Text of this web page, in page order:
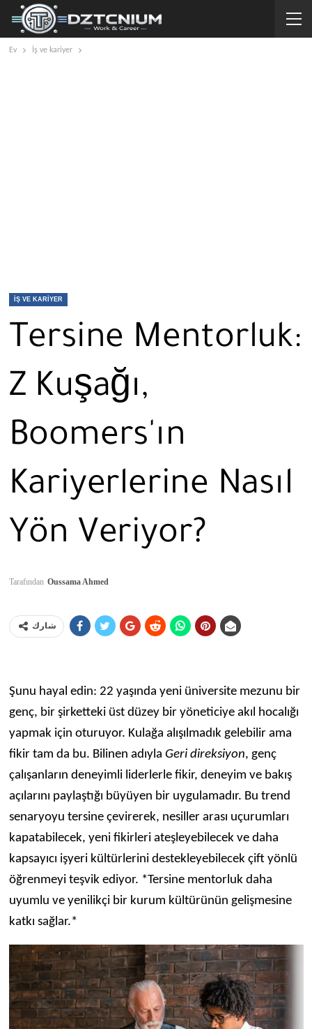
Ev İş ve kariyer
İŞ VE KARIYER
Tersine Mentorluk:
Z Kuşağı,
Boomers'ın
Kariyerlerine Nasıl
Yön Veriyor?
Tarafından Oussama Ahmed
شارك
Şunu hayal edin: 22 yaşında yeni üniversite mezunu bir
genç, bir şirketteki üst düzey bir yöneticiye akıl hocalığı
yapmak için oturuyor. Kulağa alışılmadık gelebilir ama
fikir tam da bu. Bilinen adıyla Geri direksiyon, genç
çalışanların deneyimli liderlerle fikir, deneyim ve bakış
açılarını paylaştığı büyüyen bir uygulamadır. Bu trend
senaryoyu tersine çevirerek, nesiller arası uçurumları
kapatabilecek, yeni fikirleri ateşleyebilecek ve daha
kapsayıcı işyeri kültürlerini destekleyebilecek çift yönlü
öğrenmeyi teşvik ediyor. *Tersine mentorluk daha
uyumlu ve yenilikçi bir kurum kültürünün gelişmesine
katkı sağlar.*